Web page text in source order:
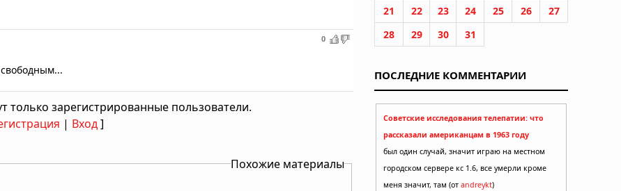
0
только зарегистрированные пользователи.
| Вход]
Похожие материалы
21
22 23 24 25 26
27
28
29 30 31
ПОСЛЕДНИЕ КОММЕНТАРИИ
Советские исследования телепатии: что
рассказали американцам в 1963 году
был один случай, значит играю на местном
городском сервере кс 1.6, все умерли кроме
меня значит, там (от andreykt)